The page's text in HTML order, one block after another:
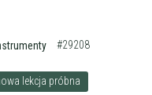
#29208
lekcja próbna